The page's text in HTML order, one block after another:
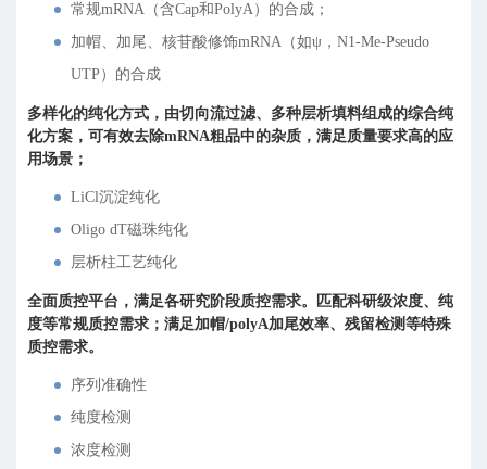
常规mRNA（含Cap和PolyA）的合成；
加帽、加尾、核苷酸修饰mRNA（如ψ，N1-Me-Pseudo
UTP）的合成
多样化的纯化方式，由切向流过滤、多种层析填料组成的综合纯
化方案，可有效去除mRNA粗品中的杂质，满足质量要求高的应
用场景；
LiCl沉淀纯化
Oligo dT磁珠纯化
层析柱工艺纯化
全面质控平台，满足各研究阶段质控需求。匹配科研级浓度、纯
度等常规质控需求；满足加帽/polyA加尾效率、残留检测等特殊
质控需求。
序列准确性
纯度检测
浓度检测